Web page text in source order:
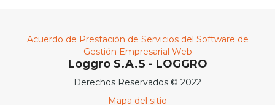
Acuerdo de Prestación de Servicios del Software de
Gestión Empresarial Web
Loggro S.A.S - LOGGRO
Derechos Reservados © 2022
Mapa del sitio